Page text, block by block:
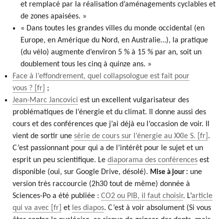
et remplacé par la réalisation d’aménagements cyclables et
de zones apaisées. »
« Dans toutes les grandes villes du monde occidental (en
Europe, en Amérique du Nord, en Australie…), la pratique
(du vélo) augmente d’environ 5 % à 15 % par an, soit un
doublement tous les cinq à quinze ans. »
Face à l’effondrement, quel collapsologue est fait pour
vous ?
;
Jean-Marc Jancovici est un excellent vulgarisateur des
problématiques de l’énergie et du climat. Il donne aussi des
cours et des conférences que j’ai déjà eu l’occasion de voir. Il
vient de sortir une série de cours sur l’énergie au XXIe S.
.
C’est passionnant pour qui a de l’intérêt pour le sujet et un
esprit un peu scientifique. Le diaporama des conférencesest
disponible (oui, sur Google Drive, désolé). Mise à jour : une
version très raccourcie (2h30 tout de même) donnée à
Sciences-Po a été publiée : CO2 ou PIB, il faut choisir. L’article
qui va avec
et les diapos. C’est à voir absolument (Si vous